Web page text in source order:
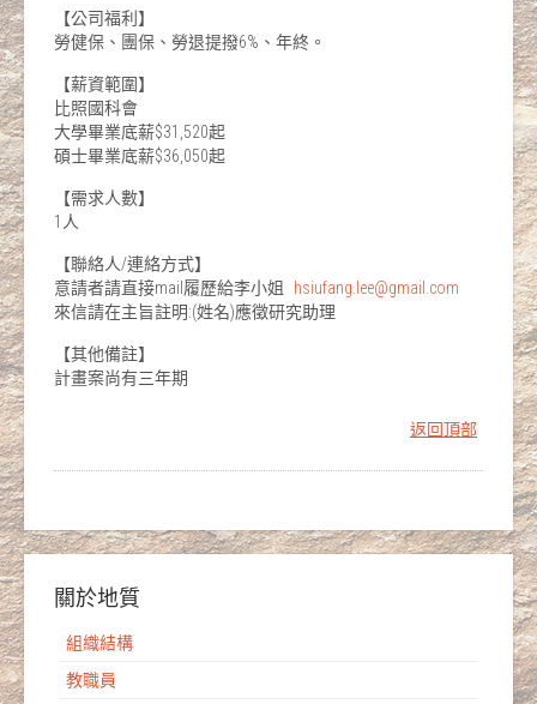
【公司福利】
勞健保、團保、勞退提撥6%、年終。
【薪資範圍】
比照國科會
大學畢業底薪$31,520起
碩士畢業底薪$36,050起
【需求人數】
1人
【聯絡人/連絡方式】
意請者請直接mail履歷給李小姐
hsiufang.lee@gmail.com
來信請在主旨註明:(姓名)應徵研究助理
【其他備註】
計畫案尚有三年期
返回頂部
關於地質
組織結構
教職員